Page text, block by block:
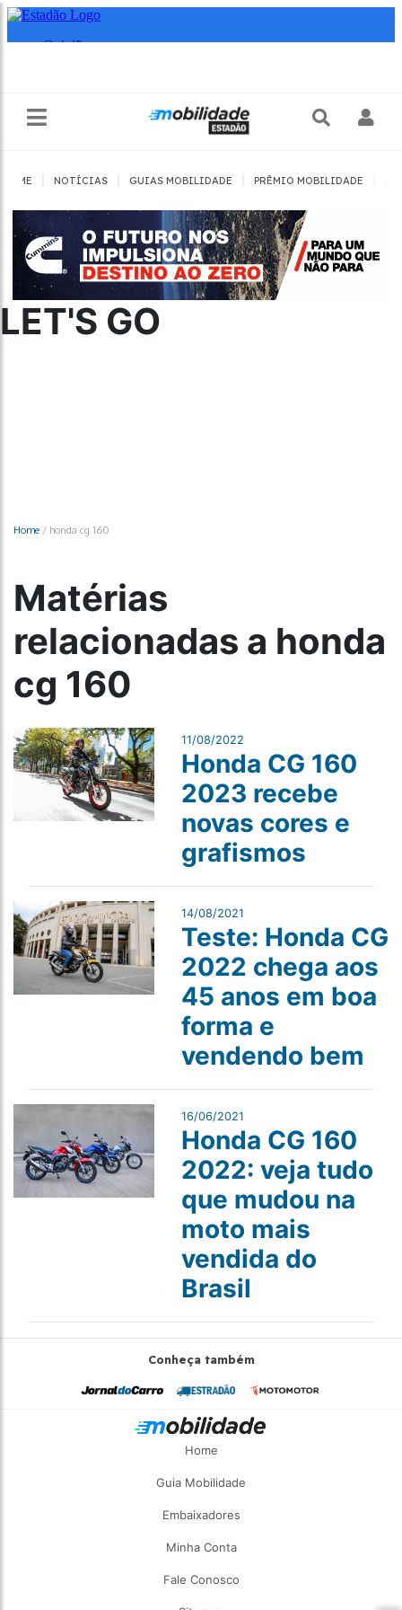
HOME NOTÍCIAS GUIAS MOBILIDADE PRÊMIO MOBILIDADE
LET'S GO
Home / honda cg 160
Matérias
relacionadas a honda
cg 160
11/08/2022
Honda CG 160
2023 recebe
novas cores e
grafismos
14/08/2021
Teste: Honda CG
2022 chega aos
45 anos em boa
forma e
vendendo bem
16/06/2021
Honda CG 160
2022: veja tudo
que mudou na
moto mais
vendida do
Brasil
Conheça também
Home
Guia Mobilidade
Embaixadores
Minha Conta
Fale Conosco